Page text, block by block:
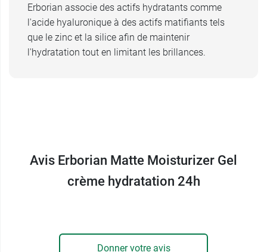
Erborian associe des actifs hydratants comme
l'acide hyaluronique à des actifs matifiants tels
que le zinc et la silice afin de maintenir
l'hydratation tout en limitant les brillances.
Avis Erborian Matte Moisturizer Gel
crème hydratation 24h
Donner votre avis